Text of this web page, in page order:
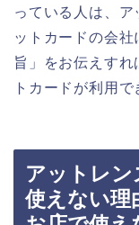
っている人は、
ットカードの会
旨」をお伝えす
トカードが利用
アットレ
使えない理